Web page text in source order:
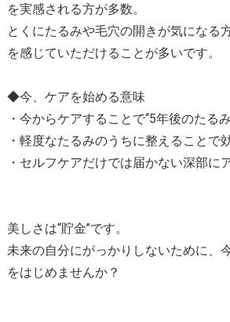
を実感される方が多数。
とくにたるみや毛穴の開きが気になる
を感じていただけることが多いです。
◆今、ケアを始める意味
・今からケアすることで“5年後のたる
・軽度なたるみのうちに整えることで
・セルフケアだけでは届かない深部に
美しさは“貯金”です。
未来の自分にがっかりしないために、
をはじめませんか？